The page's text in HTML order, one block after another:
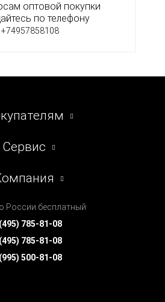
оптовой покупки
по телефону
+74957858108
Сервис
России бесплатный
785-81-08
785-81-08
500-81-08